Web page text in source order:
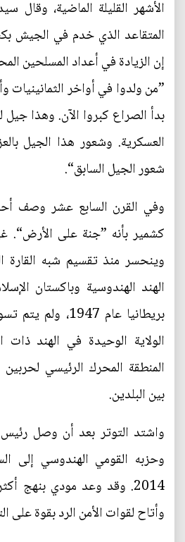
الأشهر القليلة الماضية، وقال
إن الزيادة في أعداد المسلحين
”من ولدوا في أواخر الثمانينيات
بدأ الصراع كبروا الآن. وهذا
العسكرية. وشعور هذا الجيل
شعور الجيل السابق“.
وفي القرن السابع عشر وصف
كشمير بأنه ”جنة على الأرض“.
وينحسر منذ تقسيم شبه القارة
الهند الهندوسية وباكستان
بريطانيا عام
الولاية الوحيدة في الهند ذات
المنطقة المحرك الرئيسي
بين البلدين.
واشتد التوتر بعد أن وصل رئيس
وحزبه القومي الهندوسي إلى
2014. وقد وعد مودي بنهج
وأتاح لقوات الأمن الرد بقوة على